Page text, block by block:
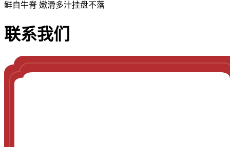
鲜自牛脊 嫩滑多汁挂盘不落
联系我们